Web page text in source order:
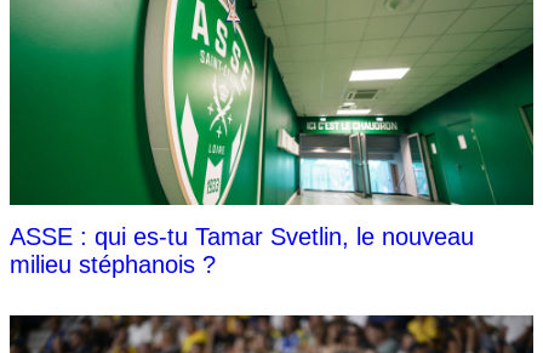
ASSE : qui es-tu Tamar Svetlin, le nouveau
milieu stéphanois ?